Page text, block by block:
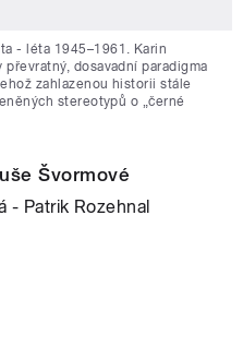
- léta 1945–1961. Karin
dosavadní paradigma
zahlazenou historii stále
stereotypů o „černé
Švormové
- Patrik Rozehnal